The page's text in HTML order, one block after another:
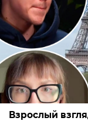
Взрослый